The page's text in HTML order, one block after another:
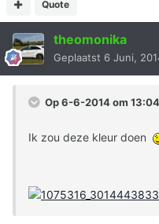
Quote
theomonika
Geplaatst 6 Juni,
Op 6-6-2014 om
Ik zou deze kleur doen